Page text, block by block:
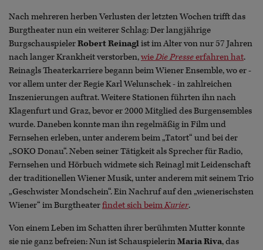
Nach mehreren herben Verlusten der letzten Wochen trifft das
Burgtheater nun ein weiterer Schlag: Der langjährige
BurgschauspielerRobert Reinaglist im Alter von nur 57 Jahren
nach langer Krankheit verstorben,wieDie Presseerfahren hat.
Reinagls Theaterkarriere begann beim Wiener Ensemble, wo er -
vor allem unter der Regie Karl Welunschek - in zahlreichen
Inszenierungen auftrat. Weitere Stationen führten ihn nach
Klagenfurt und Graz, bevor er 2000 Mitglied des Burgensembles
wurde. Daneben konnte man ihn regelmäßig in Film und
Fernsehen erleben, unter anderem beim „Tatort“ und bei der
„SOKO Donau“. Neben seiner Tätigkeit als Sprecher für Radio,
Fernsehen und Hörbuch widmete sich Reinagl mit Leidenschaft
der traditionellen Wiener Musik, unter anderem mit seinem Trio
„Geschwister Mondschein“. Ein Nachruf auf den „wienerischsten
Wiener“ im Burgtheaterfindet sich beimKurier.
Von einem Leben im Schatten ihrer berühmten Mutter konnte
sie nie ganz befreien: Nun ist SchauspielerinMaria Riva, das